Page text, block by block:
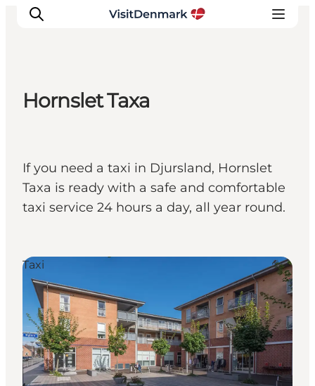
Wat te doen
Accommodaties
Plan je reis
Hornslet Taxa
If you need a taxi in Djursland, Hornslet
Taxa is ready with a safe and comfortable
taxi service 24 hours a day, all year round.
Taxi